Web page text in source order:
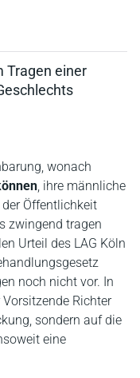
Tragen einer
wonach
, ihre männliche
Öffentlichkeit
zwingend tragen
Urteil des LAG Köln
noch nicht vor. In
Richter
sondern auf die
eine